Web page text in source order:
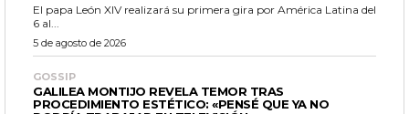
El papa León XIV realizará su primera gira por América Latina del
6 al...
5 de agosto de 2026
GOSSIP
GALILEA MONTIJO REVELA TEMOR TRAS
PROCEDIMIENTO ESTÉTICO: «PENSÉ QUE YA NO